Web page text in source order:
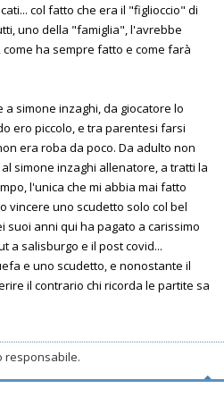
col fatto che era il "figlioccio" di
uno della "famiglia", l'avrebbe
ha sempre fatto e come farà
simone inzaghi, da giocatore lo
ero piccolo, e tra parentesi farsi
era roba da poco. Da adulto non
simone inzaghi allenatore, a tratti la
l'unica che mi abbia mai fatto
vincere uno scudetto solo col bel
suoi anni qui ha pagato a carissimo
a salisburgo e il post covid...
e uno scudetto, e nonostante il
il contrario chi ricorda le partite sa
responsabile.